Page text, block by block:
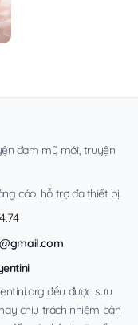
đam mỹ mới, truyện
cáo, hỗ trợ đa thiết bị.
đều được sưu
chịu trách nhiệm bản